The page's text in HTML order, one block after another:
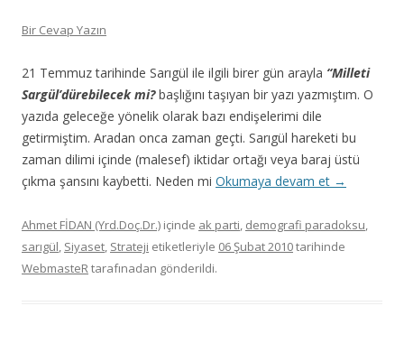
Bir Cevap Yazın
21 Temmuz tarihinde Sarıgül ile ilgili birer gün arayla “Milleti
Sargül’dürebilecek mi?başlığını taşıyan bir yazı yazmıştım. O
yazıda geleceğe yönelik olarak bazı endişelerimi dile
getirmiştim. Aradan onca zaman geçti. Sarıgül hareketi bu
zaman dilimi içinde (malesef) iktidar ortağı veya baraj üstü
çıkma şansını kaybetti. Neden mi Okumaya devam et →
Ahmet FİDAN (Yrd.Doç.Dr.) içinde ak parti, demografi paradoksu,
sarıgül, Siyaset, Strateji etiketleriyle 06 Şubat 2010tarihinde
WebmasteRtarafınadan gönderildi.